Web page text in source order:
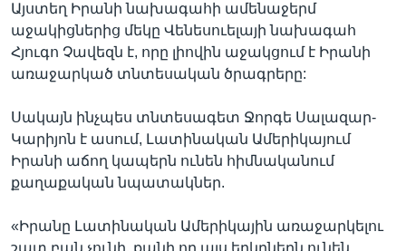
Այստեղ Իրանի նախագահի ամենաջերմ
աջակիցներից մեկը Վենեսուելայի նախագահ
Հյուգո Չավեզն է, որը լիովին աջակցում է Իրանի
առաջարկած տնտեսական ծրագրերը:
Սակայն ինչպես տնտեսագետ Ջորգե Սալազար-
Կարիյոն է ասում, Լատինական Ամերիկայում
Իրանի աճող կապերն ունեն հիմնականում
քաղաքական նպատակներ.
«Իրանը Լատինական Ամերիկային առաջարկելու
շատ բան չունի, քանի որ այս երկրներն ունեն